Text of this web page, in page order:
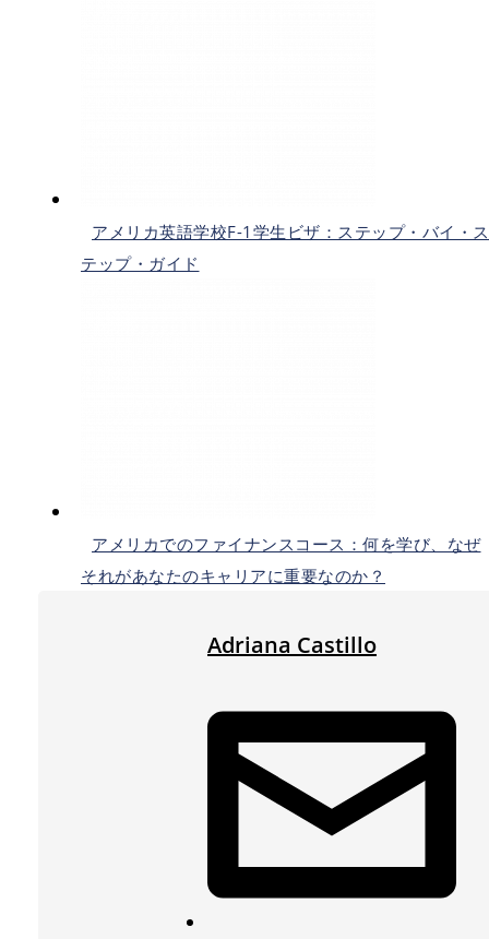
アメリカ英語学校F-1学生ビザ：ステップ・バイ・ス
テップ・ガイド
アメリカでのファイナンスコース：何を学び、なぜ
それがあなたのキャリアに重要なのか？
Adriana Castillo